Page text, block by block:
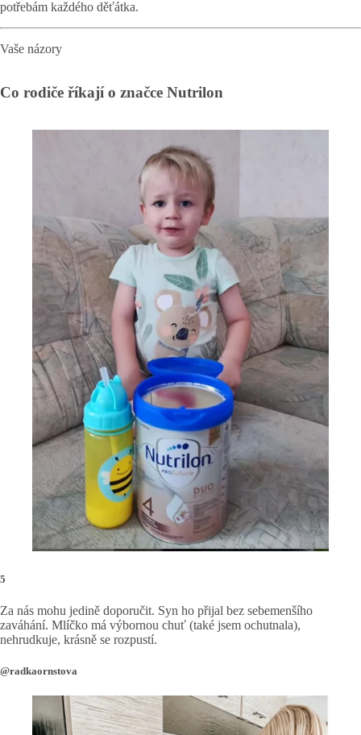
potřebám každého děťátka.
Vaše názory
Co rodiče říkají o značce Nutrilon
5
Za nás mohu jedině doporučit. Syn ho přijal bez sebemenšího
zaváhání. Mlíčko má výbornou chuť (také jsem ochutnala),
nehrudkuje, krásně se rozpustí.
@radkaornstova